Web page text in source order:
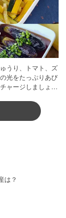
うり、トマト、ズ
光をたっぷりあび
ャージしましょう
は？